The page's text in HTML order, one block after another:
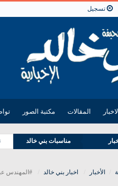
تسجيل
المقالات مكتبة الصور
وفيات بني خالد
مناسبات بني خالد
الأخبار اخبار بني خالد #المهندس